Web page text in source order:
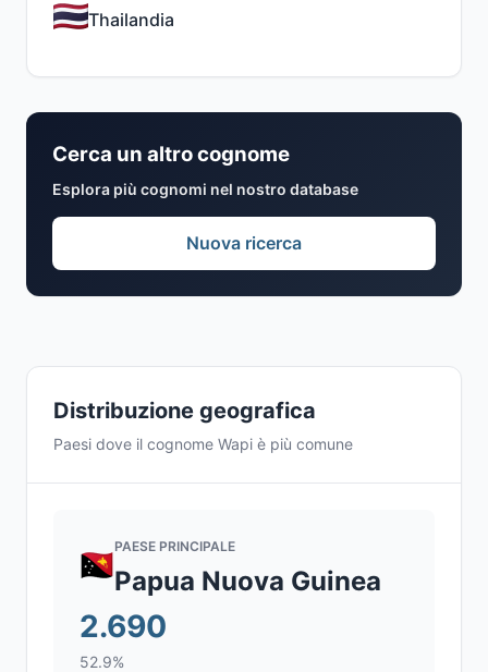
Distribuzione geografica
Paesi dove il cognome Wapi è più comune
PAESE PRINCIPALE
Papua Nuova Guinea
2.690
52.9%
Thailandia
Cerca un altro cognome
Esplora più cognomi nel nostro database
Nuova ricerca